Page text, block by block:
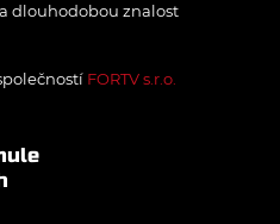
dlouhodobou znalost
FORTV s.r.o.